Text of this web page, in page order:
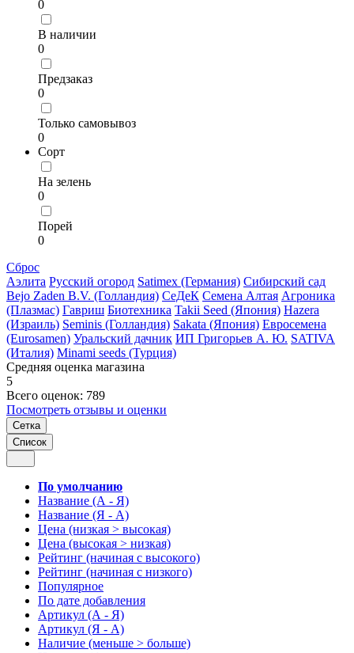
0
В наличии
0
Предзаказ
0
Только самовывоз
0
Сорт
На зелень
0
Порей
0
Сброс
Аэлита Русский огород Satimex (Германия) Сибирский сад
Bejo Zaden B.V. (Голландия) СеДеК Семена Алтая Агроника
(Плазмас) Гавриш Биотехника Takii Seed (Япония) Hazera
(Израиль) Seminis (Голландия) Sakata (Япония) Евросемена
(Eurosamen) Уральский дачник ИП Григорьев А. Ю. SATIVA
(Италия) Minami seeds (Турция)
Средняя оценка магазина
5
Всего оценок: 789
Посмотреть отзывы и оценки
Сетка
Список
По умолчанию
Название (А - Я)
Название (Я - А)
Цена (низкая > высокая)
Цена (высокая > низкая)
Рейтинг (начиная с высокого)
Рейтинг (начиная с низкого)
Популярное
По дате добавления
Артикул (А - Я)
Артикул (Я - А)
Наличие (меньше > больше)